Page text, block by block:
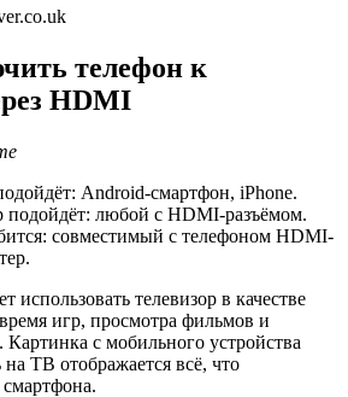
телефон к
HDMI
Android-смартфон, iPhone.
подойдёт: любой с HDMI-разъёмом.
совместимый с телефоном HDMI-
использовать телевизор в качестве
игр, просмотра фильмов и
Картинка с мобильного устройства
на ТВ отображается всё, что